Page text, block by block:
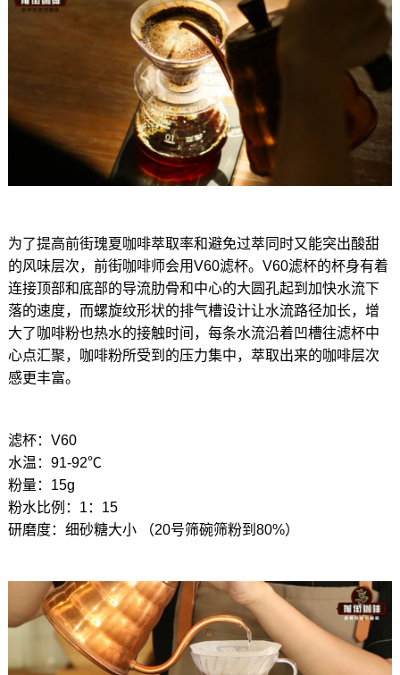
为了提高前街瑰夏咖啡萃取率和避免过萃同时又能突出酸甜
的风味层次，前街咖啡师会用V60滤杯。V60滤杯的杯身有着
连接顶部和底部的导流肋骨和中心的大圆孔起到加快水流下
落的速度，而螺旋纹形状的排气槽设计让水流路径加长，增
大了咖啡粉也热水的接触时间，每条水流沿着凹槽往滤杯中
心点汇聚，咖啡粉所受到的压力集中，萃取出来的咖啡层次
感更丰富。
滤杯：V60
水温：91-92℃
粉量：15g
粉水比例：1：15
研磨度：细砂糖大小 （20号筛碗筛粉到80%）